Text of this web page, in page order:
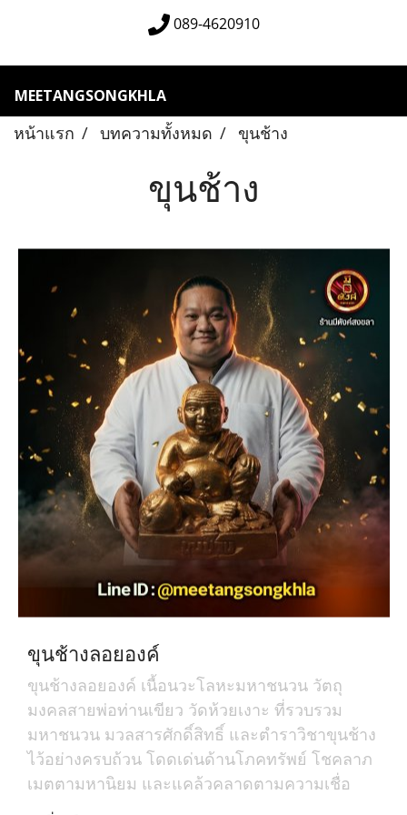
089-4620910
MEETANGSONGKHLA
หน้าแรก บทความทั้งหมด ขุนช้าง
ขุนช้าง
ขุนช้างลอยองค์
ขุนช้างลอยองค์ เนื้อนวะโลหะมหาชนวน วัตถุ
มงคลสายพ่อท่านเขียว วัดห้วยเงาะ ที่รวบรวม
มหาชนวน มวลสารศักดิ์สิทธิ์ และตำราวิชาขุนช้าง
ไว้อย่างครบถ้วน โดดเด่นด้านโภคทรัพย์ โชคลาภ
เมตตามหานิยม และแคล้วคลาดตามความเชื่อ